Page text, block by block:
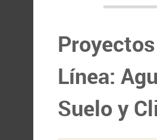
Proyectos
Línea:
Suelo y